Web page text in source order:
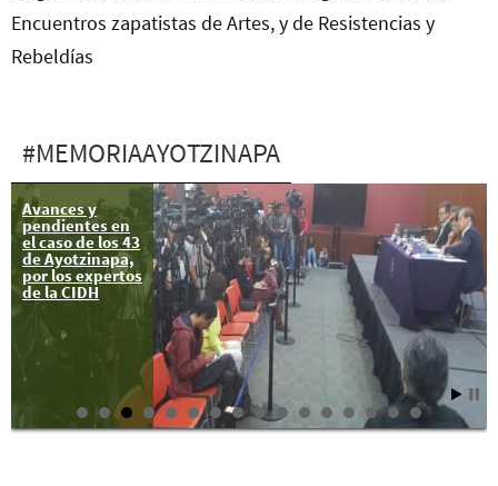
Encuentros zapatistas de Artes, y de Resistencias y
Rebeldías
#MEMORIAAYOTZINAPA
Avances y
pendientes en
el caso de los 43
de Ayotzinapa,
por los expertos
de la CIDH
Luces en la
frontera de
Estados Unidos-
Mexico por
Ayotzi y Oaxaca